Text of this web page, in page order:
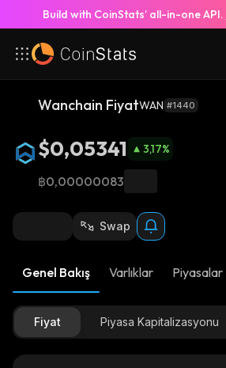
Build with CoinStats’ all-in-one API.
Wanchain FiyatWAN #1440
$0,05341 3,17%
฿0,00000083
Swap
Genel Bakış Varlıklar Piyasalar
Fiyat Piyasa Kapitalizasyonu